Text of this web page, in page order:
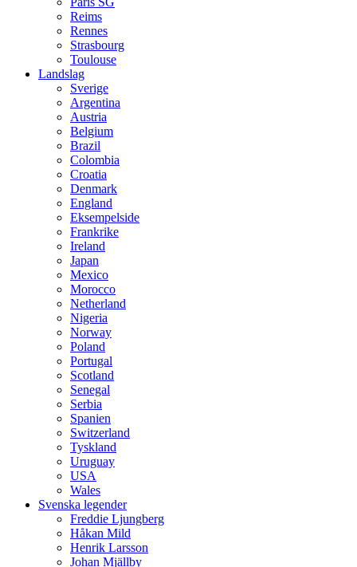
Reims
Rennes
Strasbourg
Toulouse
Landslag
Sverige
Argentina
Austria
Belgium
Brazil
Colombia
Croatia
Denmark
England
Eksempelside
Frankrike
Ireland
Japan
Mexico
Morocco
Netherland
Nigeria
Norway
Poland
Portugal
Scotland
Senegal
Serbia
Spanien
Switzerland
Tyskland
Uruguay
USA
Wales
Svenska legender
Freddie Ljungberg
Håkan Mild
Henrik Larsson
Johan Mjällby